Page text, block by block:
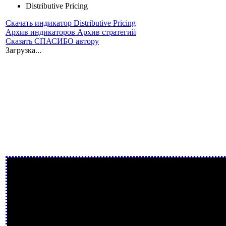
Distributive Pricing
Скачать индикатор Distributive Pricing
Архив индикаторов Архив стратегий
Сказать СПАСИБО автору
Загрузка...